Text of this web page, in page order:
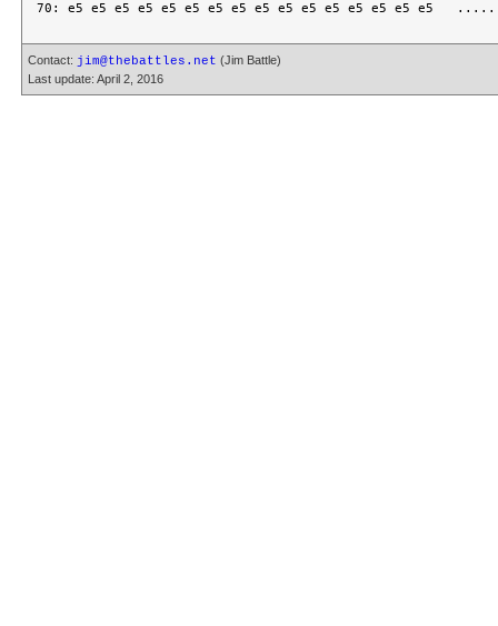
Contact: jim@thebattles.net (Jim Battle)
Last update: April 2, 2016